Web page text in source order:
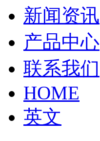
新闻资讯
产品中心
联系我们
HOME
英文